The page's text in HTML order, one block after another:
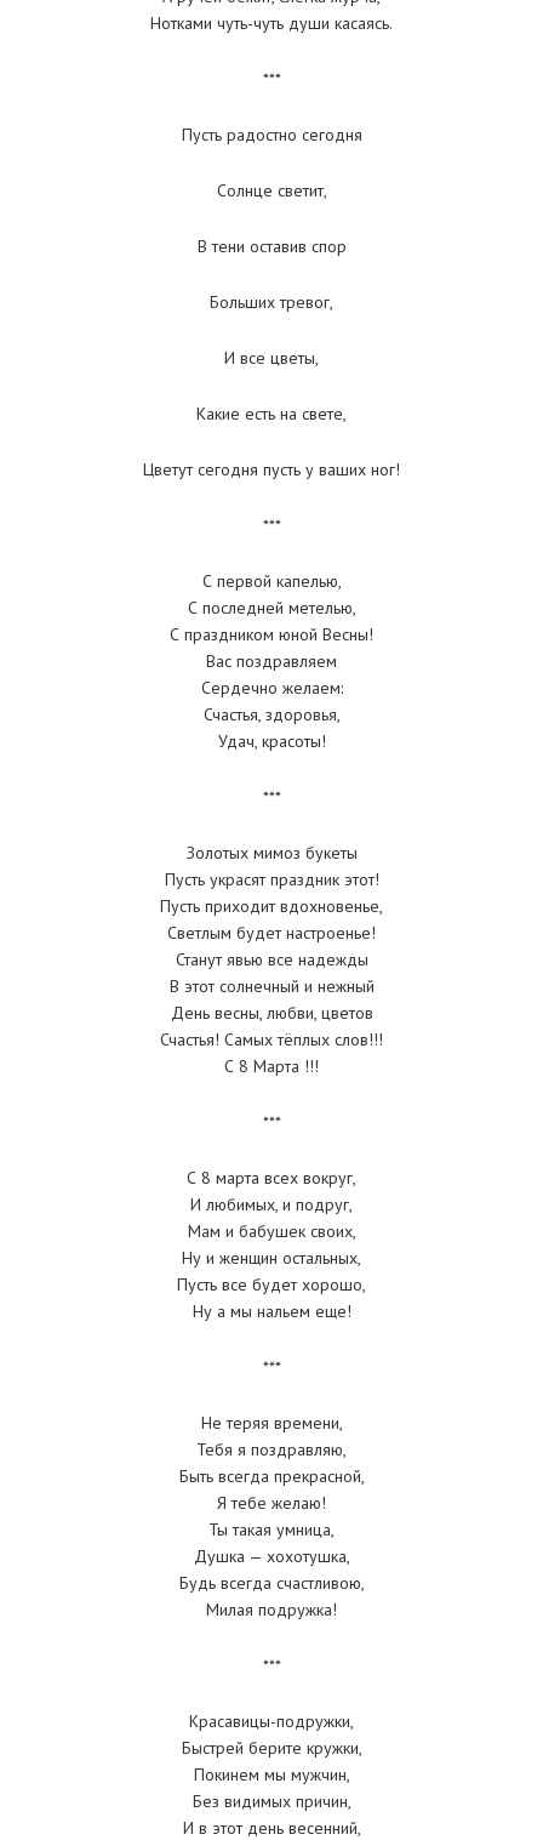
Нотками чуть-чуть души касаясь.
***
Пусть радостно сегодня
Солнце светит,
В тени оставив спор
Больших тревог,
И все цветы,
Какие есть на свете,
Цветут сегодня пусть у ваших ног!
***
С первой капелью,
С последней метелью,
С праздником юной Весны!
Вас поздравляем
Сердечно желаем:
Счастья, здоровья,
Удач, красоты!
***
Золотых мимоз букеты
Пусть украсят праздник этот!
Пусть приходит вдохновенье,
Светлым будет настроенье!
Станут явью все надежды
В этот солнечный и нежный
День весны, любви, цветов
Счастья! Самых тёплых слов!!!
С 8 Марта !!!
***
С 8 марта всех вокруг,
И любимых, и подруг,
Мам и бабушек своих,
Ну и женщин остальных,
Пусть все будет хорошо,
Ну а мы нальем еще!
***
Не теряя времени,
Тебя я поздравляю,
Быть всегда прекрасной,
Я тебе желаю!
Ты такая умница,
Душка — хохотушка,
Будь всегда счастливою,
Милая подружка!
***
Красавицы-подружки,
Быстрей берите кружки,
Покинем мы мужчин,
Без видимых причин,
И в этот день весенний,